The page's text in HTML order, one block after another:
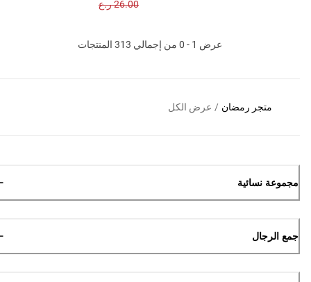
26.00 ر.ع
عرض 1 - 0 من إجمالي 313 المنتجات
متجر رمضان / عرض الكل
مجموعة نسائية
جمع الرجال